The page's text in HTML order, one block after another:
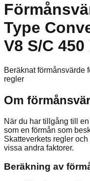
Type
V8 S/C
Beräknat förmånsvärde
regler
Om
När du har tillgång till
som en förmån som
Skatteverkets regler
vissa andra faktorer.
Beräkning av